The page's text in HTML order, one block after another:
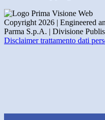
Copyright 2026 | Engineered
Parma S.p.A. | Divisione
Disclaimer trattamento dati